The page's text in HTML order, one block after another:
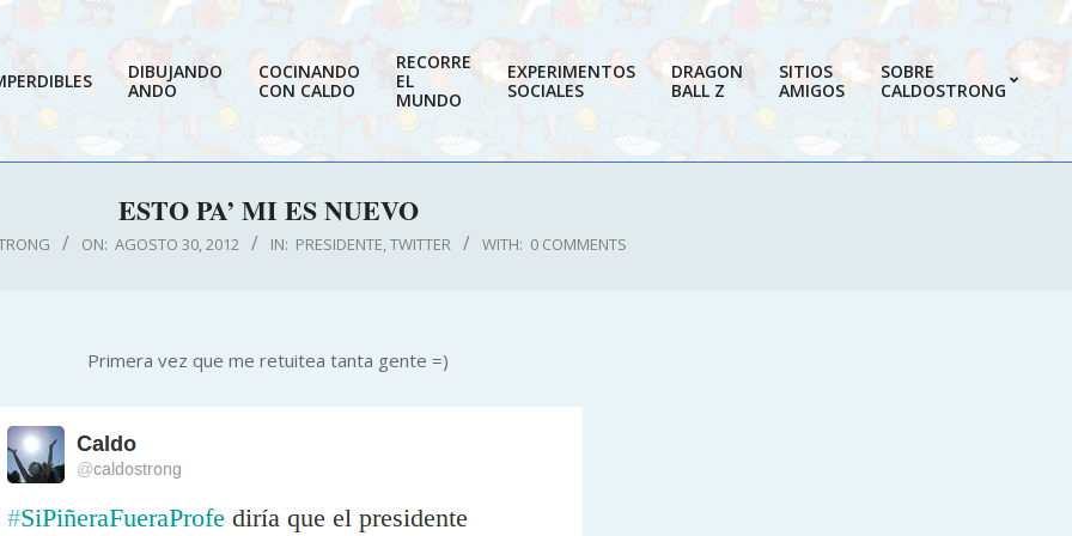
DIBUJANDO
ANDO
COCINANDO
CON CALDO
RECORRE
EL
MUNDO
EXPERIMENTOS
SOCIALES
DRAGON
BALL Z
SITIOS
AMIGOS
SOBRE
CALDOSTRONG
ESTO PA’ MI ES NUEVO
ON: AGOSTO 30, 2012 IN: PRESIDENTE,TWITTER WITH: 0 COMMENTS
Primera vez que me retuitea tanta gente =)